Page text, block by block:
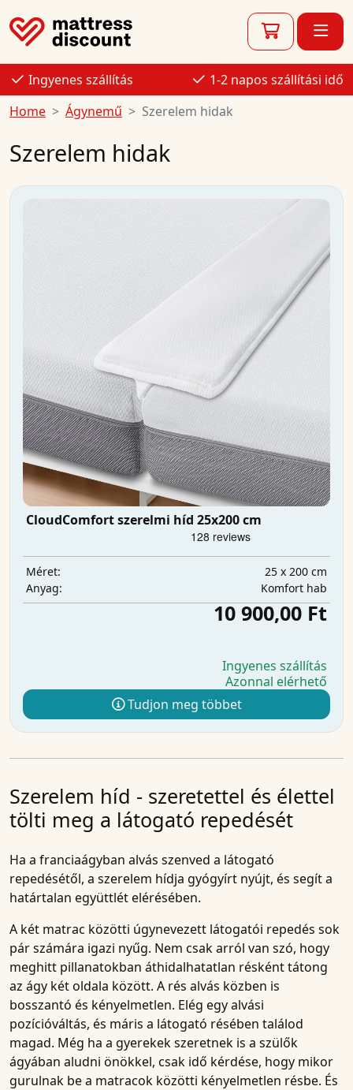
Ingyenes szállítás
1-2 napos szállítási idő
Home
Ágynemű Szerelem hidak
Szerelem hidak
CloudComfort szerelmi híd 25x200 cm
Méret:
25 x 200 cm
Anyag:
Komfort hab
10 900,00 Ft
Ingyenes szállítás
Azonnal elérhető
Tudjon meg többet
Szerelem híd - szeretettel és élettel
tölti meg a látogató repedését
Ha a franciaágyban alvás szenved a látogató
repedésétől, a szerelem hídja gyógyírt nyújt, és segít a
határtalan együttlét elérésében.
A két matrac közötti úgynevezett látogatói repedés sok
pár számára igazi nyűg. Nem csak arról van szó, hogy
meghitt pillanatokban áthidalhatatlan résként tátong
az ágy két oldala között. A rés alvás közben is
bosszantó és kényelmetlen. Elég egy alvási
pozícióváltás, és máris a látogató résében találod
magad. Még ha a gyerekek szeretnek is a szülők
ágyában aludni önökkel, csak idő kérdése, hogy mikor
gurulnak be a matracok közötti kényelmetlen résbe. És